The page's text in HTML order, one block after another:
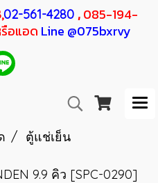
02-561-4280 ,085-194-
อแอด Line @075bxrvy
F RESHER
ตู้แช่เย็น
9.9 คิว [SPC-0290]